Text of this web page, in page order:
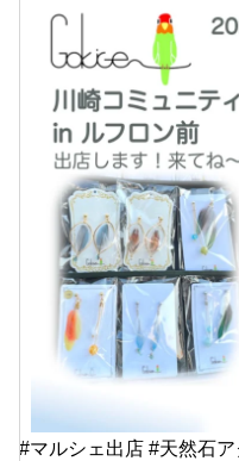
#マルシェ出店 #天然石